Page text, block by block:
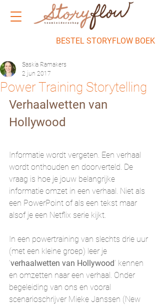
BESTEL STORYFLOW BOEK
Power Training Storytelling
Saskia Ramakers
2 jun 2017
Verhaalwetten van
Hollywood
Informatie wordt vergeten. Een verhaal
wordt onthouden en doorverteld. De
vraag is hoe je jouw belangrijke
informatie omzet in een verhaal. Niet als
een PowerPoint of als een tekst maar
alsof je een Netflix serie kijkt.
In een powertraining van slechts drie uur
(met een kleine groep) leer je
‘verhaalwetten van Hollywood’ kennen
en omzetten naar een verhaal. Onder
begeleiding van ons en vooral
scenarioschrijver Mieke Janssen (New